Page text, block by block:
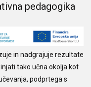
pedagogika
in nadgrajuje rezultate
tako učna okolja kot
podprtega s